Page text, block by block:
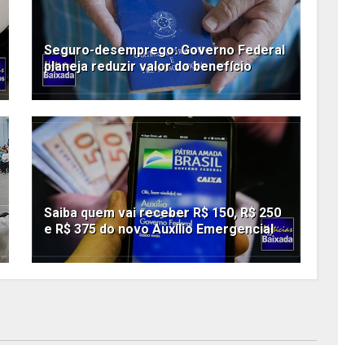
Seguro-desemprego: Governo Federal
planeja reduzir valor do benefício
Saiba quem vai receber R$ 150, R$ 250
e R$ 375 do novo Auxílio Emergencial